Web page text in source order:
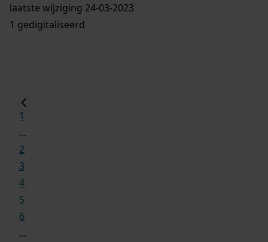
laatste wijziging 24-03-2023
1 gedigitaliseerd
1
...
2
3
4
5
6
...